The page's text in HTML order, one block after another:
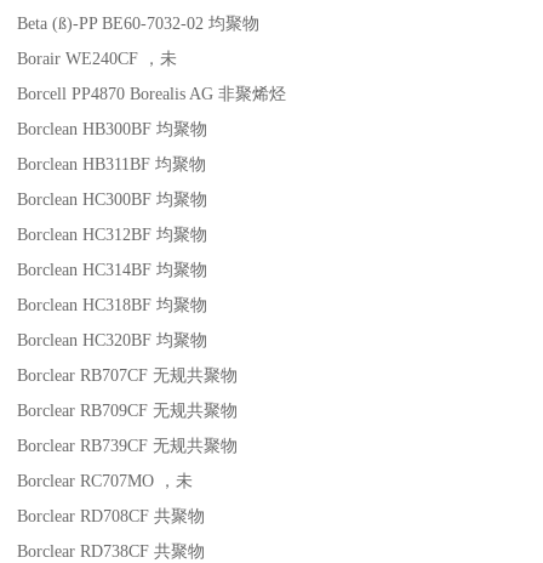
Beta (ß)-PP BE60-7032-02 均聚物
Borair WE240CF
，未
Borcell PP4870 Borealis AG 非聚烯烃
Borclean HB300BF 均聚物
Borclean HB311BF 均聚物
Borclean HC300BF 均聚物
Borclean HC312BF 均聚物
Borclean HC314BF 均聚物
Borclean HC318BF 均聚物
Borclean HC320BF 均聚物
Borclear RB707CF 无规共聚物
Borclear RB709CF 无规共聚物
Borclear RB739CF 无规共聚物
Borclear RC707MO
，未
Borclear RD708CF 共聚物
Borclear RD738CF 共聚物